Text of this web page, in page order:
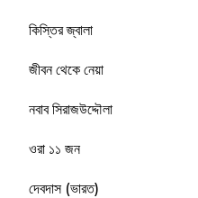
কিস্তির জ্বালা
জীবন থেকে নেয়া
নবাব সিরাজউদ্দৌলা
ওরা ১১ জন
দেবদাস (ভারত)